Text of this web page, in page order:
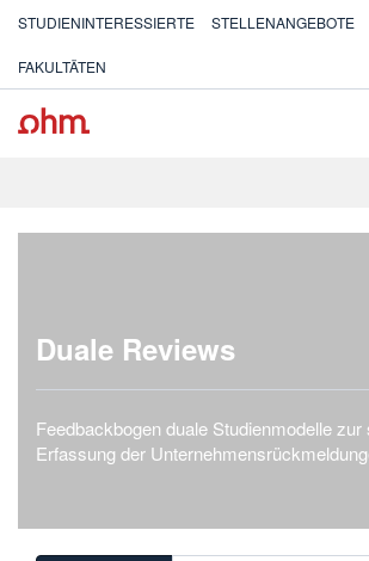
STUDIENINTERESSIERTE STELLENANGEBOTE
FAKULTÄTEN
Duale Reviews
Feedbackbogen duale Studienmodelle
Erfassung der